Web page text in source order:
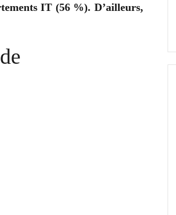
IT (56 %). D’ailleurs,